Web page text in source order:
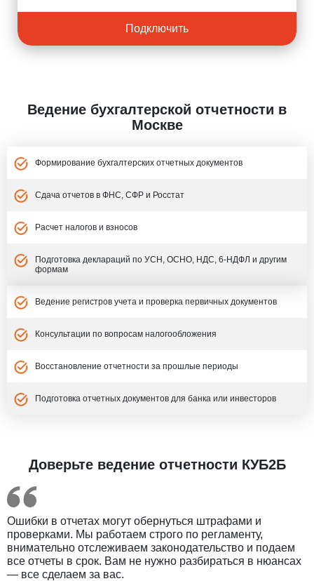
Подключить
Ведение бухгалтерской отчетности в
Москве
Формирование бухгалтерских отчетных документов
Сдача отчетов в ФНС, СФР и Росстат
Расчет налогов и взносов
Подготовка деклараций по УСН, ОСНО, НДС, 6-НДФЛ и другим
формам
Ведение регистров учета и проверка первичных документов
Консультации по вопросам налогообложения
Восстановление отчетности за прошлые периоды
Подготовка отчетных документов для банка или инвесторов
Доверьте ведение отчетности КУБ2Б
Ошибки в отчетах могут обернуться штрафами и
проверками. Мы работаем строго по регламенту,
внимательно отслеживаем законодательство и подаем
все отчеты в срок. Вам не нужно разбираться в нюансах
— все сделаем за вас.